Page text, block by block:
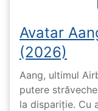
Avatar
(2026)
Aang, ultimul
putere
la dispariție. Cu